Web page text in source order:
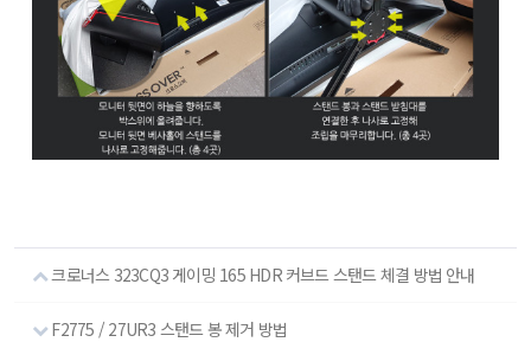
크로너스 323CQ3 게이밍 165 HDR 커브드 스탠드 체결 방법 안내
F2775 / 27UR3 스탠드 봉 제거 방법